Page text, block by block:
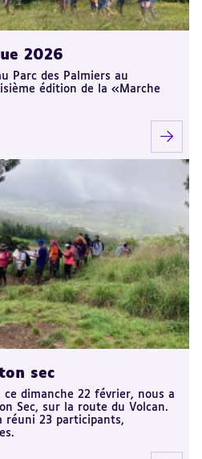
2026
Parc des Palmiers au
édition de la «Marche
sec
dimanche 22 février, nous a
Sec, sur la route du Volcan.
réuni 23 participants,